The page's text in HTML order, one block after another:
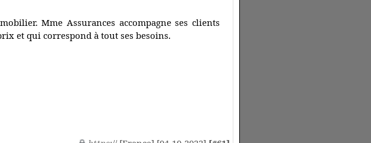
Mme Assurances accompagne ses clients
et qui correspond à tout ses besoins.